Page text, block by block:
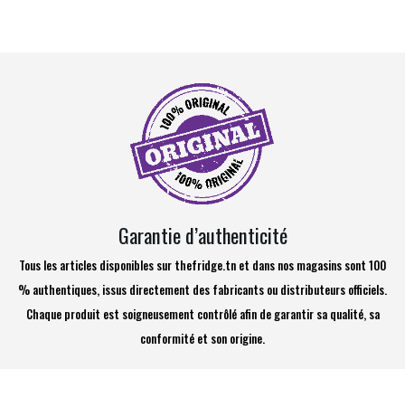
Garantie d’authenticité
Tous les articles disponibles sur thefridge.tn et dans nos magasins sont 100
% authentiques, issus directement des fabricants ou distributeurs officiels.
Chaque produit est soigneusement contrôlé afin de garantir sa qualité, sa
conformité et son origine.